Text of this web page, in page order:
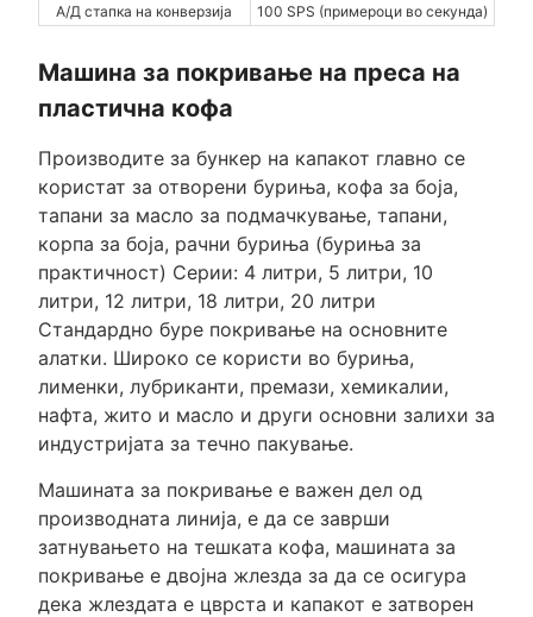
А/Д стапка на конверзија
100 SPS (примероци во секунда)
Машина за покривање на преса на
пластична кофа
Производите за бункер на капакот главно се
користат за отворени буриња, кофа за боја,
тапани за масло за подмачкување, тапани,
корпа за боја, рачни буриња (буриња за
практичност) Серии: 4 литри, 5 литри, 10
литри, 12 литри, 18 литри, 20 литри
Стандардно буре покривање на основните
алатки. Широко се користи во буриња,
лименки, лубриканти, премази, хемикалии,
нафта, жито и масло и други основни залихи за
индустријата за течно пакување.
Машината за покривање е важен дел од
производната линија, е да се заврши
затнувањето на тешката кофа, машината за
покривање е двојна жлезда за да се осигура
дека жлездата е цврста и капакот е затворен